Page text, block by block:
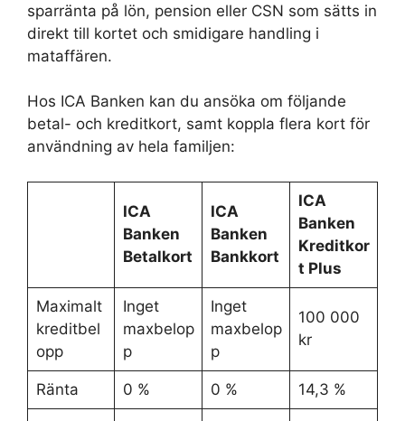
sparränta på lön, pension eller CSN som sätts in
direkt till kortet och smidigare handling i
mataffären.
Hos ICA Banken kan du ansöka om följande
betal- och kreditkort, samt koppla flera kort för
användning av hela familjen:
ICA
Banken
Betalkort
ICA
Banken
Bankkort
ICA
Banken
Kreditkor
t Plus
Maximalt
kreditbel
opp
Inget
maxbelop
p
Inget
maxbelop
p
100 000
kr
Ränta 0 % 0 % 14,3 %